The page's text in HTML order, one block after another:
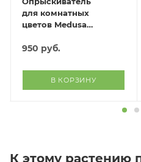
для комнатных
цветов Medusa
950 руб.
В КОРЗИНУ
К этому растению